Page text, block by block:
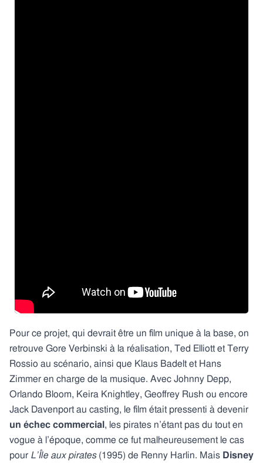
Pour ce projet, qui devrait être un film unique à la base, on
retrouve Gore Verbinski à la réalisation, Ted Elliott et Terry
Rossio au scénario, ainsi que Klaus Badelt et Hans
Zimmer en charge de la musique. Avec Johnny Depp,
Orlando Bloom, Keira Knightley, Geoffrey Rush ou encore
Jack Davenport au casting, le film était pressenti à devenir
un échec commercial , les pirates n’étant pas du tout en
vogue à l’époque, comme ce fut malheureusement le cas
pour L’Île aux pirates(1995) de Renny Harlin. Mais Disney